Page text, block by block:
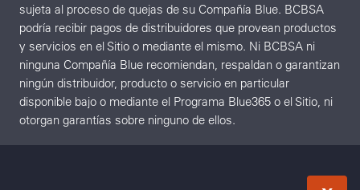
sujeta al proceso de quejas de su Compañía Blue. BCBSA
podría recibir pagos de distribuidores que provean productos
y servicios en el Sitio o mediante el mismo. Ni BCBSA ni
ninguna Compañía Blue recomiendan, respaldan o garantizan
ningún distribuidor, producto o servicio en particular
disponible bajo o mediante el Programa Blue365 o el Sitio, ni
otorgan garantías sobre ninguno de ellos.